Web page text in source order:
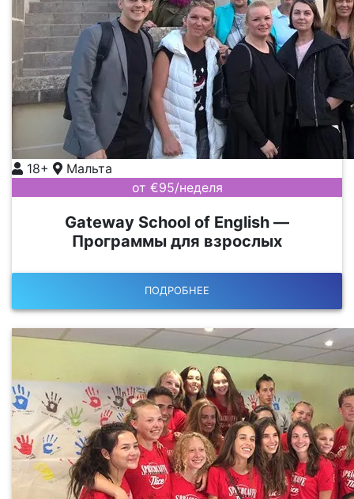
18+
Мальта
от €95/неделя
Gateway School of English —
Программы для взрослых
ПОДРОБНЕЕ